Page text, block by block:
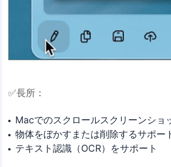
✅長所：
Macでのスクロールスクリーンショ
物体をぼかすまたは削除するサポー
テキスト認識（OCR）をサポート